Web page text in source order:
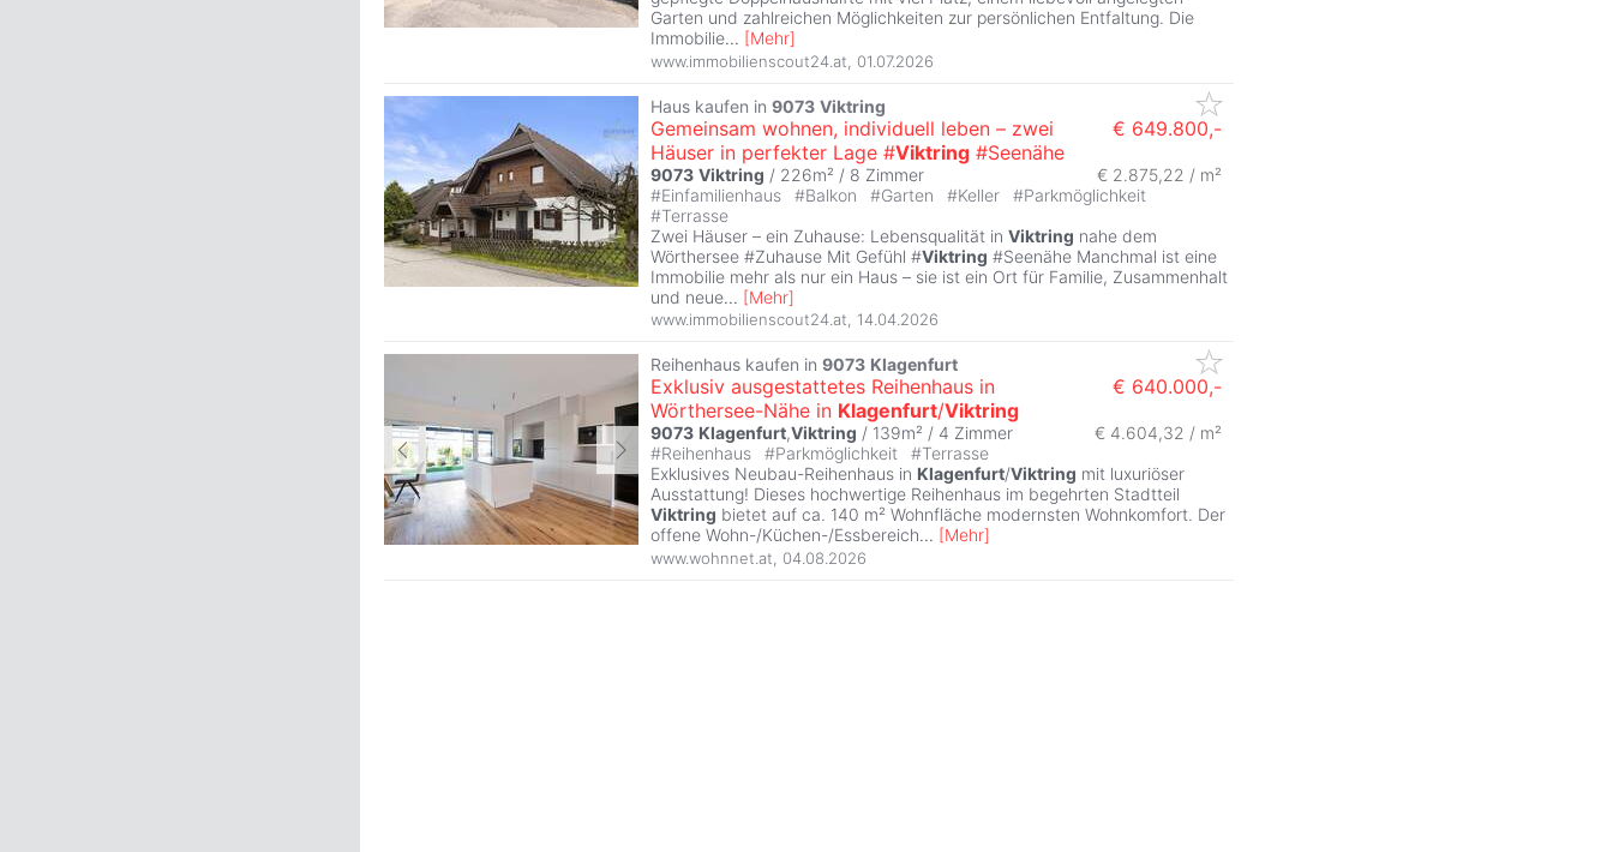
Garten und zahlreichen Möglichkeiten zur persönlichen Entfaltung. Die
Immobilie... [Mehr]
www.immobilienscout24.at 01.07.2026
Haus kaufen in 9073 Viktring
Gemeinsam wohnen, individuell leben – zwei
Häuser in perfekter Lage #Viktring #Seenähe
€ 649.800,-
9073 Viktring / 226m² / 8 Zimmer
€ 2.875,22 / m²
#Einfamilienhaus #Balkon #Garten #Keller #Parkmöglichkeit
#Terrasse
Zwei Häuser – ein Zuhause: Lebensqualität in Viktring nahe dem
Wörthersee #Zuhause Mit Gefühl #Viktring #Seenähe Manchmal ist eine
Immobilie mehr als nur ein Haus – sie ist ein Ort für Familie, Zusammenhalt
und neue... [Mehr]
www.immobilienscout24.at 14.04.2026
Reihenhaus kaufen in 9073 Klagenfurt
Exklusiv ausgestattetes Reihenhaus in
Wörthersee-Nähe in Klagenfurt/Viktring
€ 640.000,-
9073 Klagenfurt,Viktring / 139m² / 4 Zimmer € 4.604,32 / m²
#Reihenhaus #Parkmöglichkeit #Terrasse
Exklusives Neubau-Reihenhaus in Klagenfurt/Viktring mit luxuriöser
Ausstattung! Dieses hochwertige Reihenhaus im begehrten Stadtteil
Viktring bietet auf ca. 140 m² Wohnfläche modernsten Wohnkomfort. Der
offene Wohn-/Küchen-/Essbereich... [Mehr]
www.wohnnet.at 04.08.2026